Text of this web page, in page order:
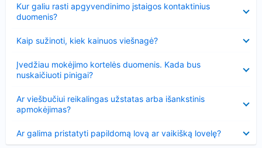
Kur galiu rasti apgyvendinimo įstaigos kontaktinius
duomenis?
Kaip sužinoti, kiek kainuos viešnagė?
Įvedžiau mokėjimo kortelės duomenis. Kada bus
nuskaičiuoti pinigai?
Ar viešbučiui reikalingas užstatas arba išankstinis
apmokėjimas?
Ar galima pristatyti papildomą lovą ar vaikišką lovelę?